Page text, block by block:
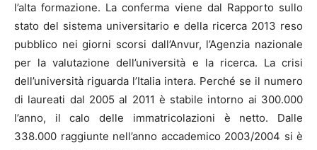
l’alta formazione. La conferma viene dal Rapporto sullo
stato del sistema universitario e della ricerca 2013 reso
pubblico nei giorni scorsi dall’Anvur, l’Agenzia nazionale
per la valutazione dell’università e la ricerca. La crisi
dell’università riguarda l’Italia intera. Perché se il numero
di laureati dal 2005 al 2011 è stabile intorno ai 300.000
l’anno, il calo delle immatricolazioni è netto. Dalle
338.000 raggiunte nell’anno accademico 2003/2004 si è